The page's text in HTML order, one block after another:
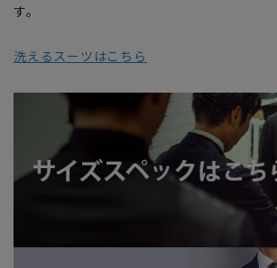
す。
洗えるスーツはこちら